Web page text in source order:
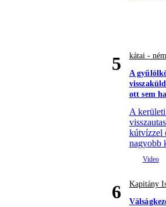
5
kátai -
A
ott sem
A
kútvízzel
nagyobb
6
Kapitány